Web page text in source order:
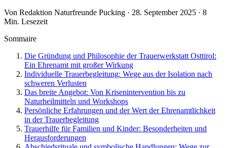
Von Redaktion Naturfreunde Pucking · 28. September 2025 · 8
Min. Lesezeit
Sommaire
Die Gründung und Philosophie der Trauerwerkstatt Osttirol:
Ein Ehrenamt mit großer Wirkung
Individuelle Trauerbegleitung: Wege aus der Isolation nach
schweren Verlusten
Das breite Angebot: Von Krisenintervention bis zu
Naturheilmitteln und Workshops
Persönliche Erfahrungen und der Wert der Ehrenamtlichkeit
in der Trauerbegleitung
Trauerhilfe für Familien und Kinder: Besonderheiten und
Herausforderungen